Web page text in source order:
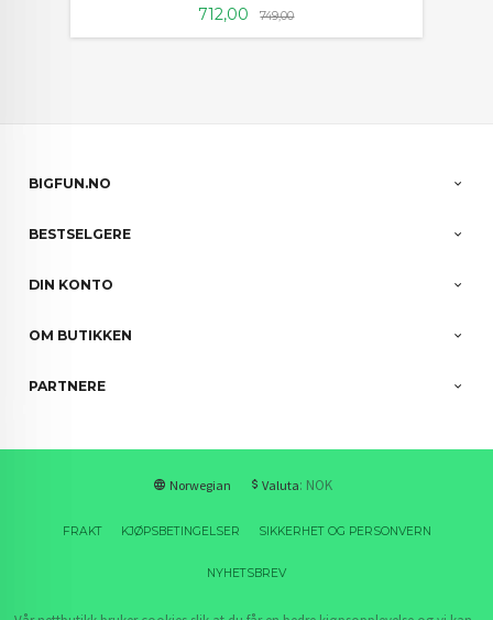
Tilbud
712,00 749,00Rabatt
BIGFUN.NO
BESTSELGERE
DIN KONTO
OM BUTIKKEN
PARTNERE
Norwegian Valuta: NOK
FRAKT KJØPSBETINGELSER SIKKERHET OG PERSONVERN
NYHETSBREV